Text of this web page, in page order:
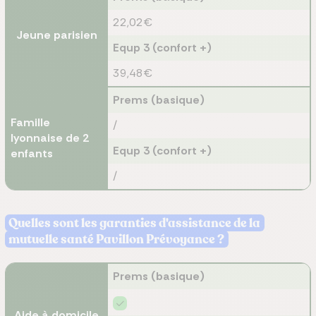
Jeune parisien
22,02€
Equp 3 (confort +)
39,48€
Famille
lyonnaise de 2
enfants
Prems (basique)
/
Equp 3 (confort +)
/
Quelles sont les garanties d'assistance de la
mutuelle santé Pavillon Prévoyance ?
Prems (basique)